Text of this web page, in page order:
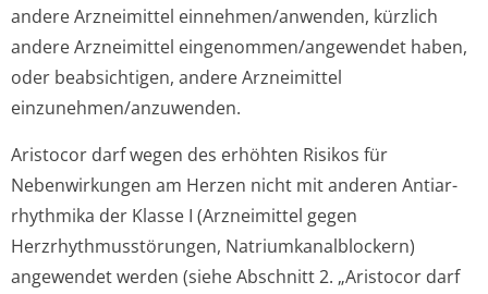
andere Arzneimittel einnehmen/anwenden, kürzlich
andere Arzneimittel eingenommen/an­gewendet haben,
oder beabsichtigen, andere Arzneimittel
einzunehmen/an­zuwenden.
Aristocor darf wegen des erhöhten Risikos für
Nebenwirkungen am Herzen nicht mit anderen Antiar-
rhythmika der Klasse I (Arzneimittel gegen
Herzrhythmusstörun­gen, Natriumkanalbloc­kern)
angewendet werden (siehe Abschnitt 2. „Aristocor darf